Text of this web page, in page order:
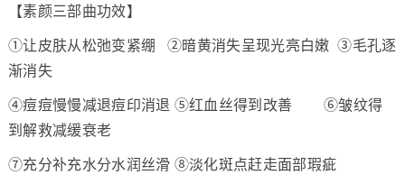
【素颜三部曲功效】
①让皮肤从松弛变紧绷 ②暗黄消失呈现光亮白嫩 ③毛孔逐
渐消失
④痘痘慢慢减退痘印消退 ⑤红血丝得到改善 ⑥皱纹得
到解救减缓衰老
⑦充分补充水分水润丝滑 ⑧淡化斑点赶走面部瑕疵